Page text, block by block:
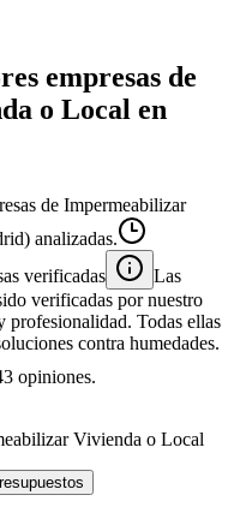
empresas de
o Local en
de Impermeabilizar
analizadas.
verificadas
Las
verificadas por nuestro
profesionalidad. Todas ellas
contra humedades.
opiniones.
Vivienda o Local